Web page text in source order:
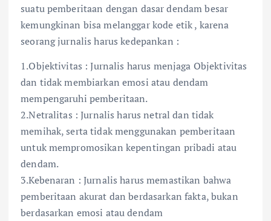
suatu pemberitaan dengan dasar dendam besar
kemungkinan bisa melanggar kode etik , karena
seorang jurnalis harus kedepankan :
1.Objektivitas : Jurnalis harus menjaga Objektivitas
dan tidak membiarkan emosi atau dendam
mempengaruhi pemberitaan.
2.Netralitas : Jurnalis harus netral dan tidak
memihak, serta tidak menggunakan pemberitaan
untuk mempromosikan kepentingan pribadi atau
dendam.
3.Kebenaran : Jurnalis harus memastikan bahwa
pemberitaan akurat dan berdasarkan fakta, bukan
berdasarkan emosi atau dendam